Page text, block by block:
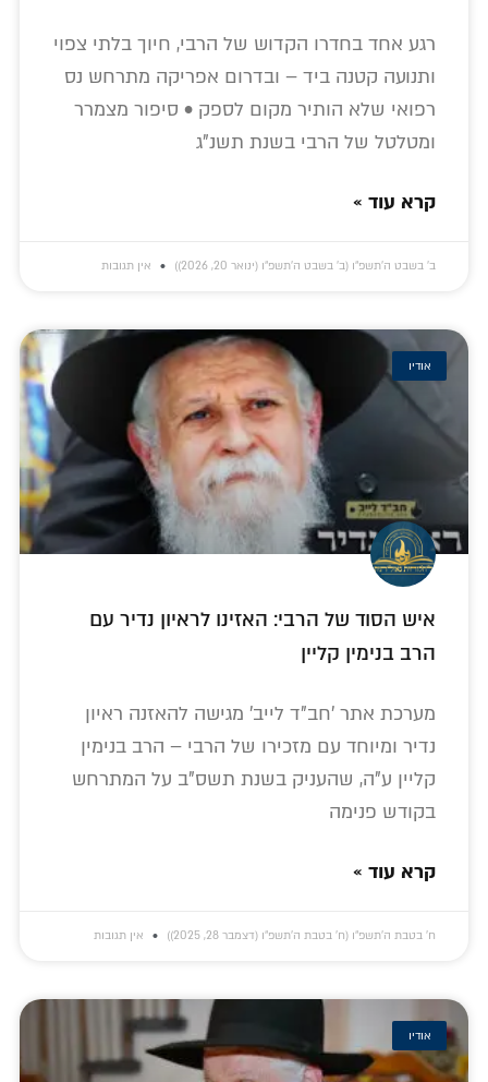
רגע אחד בחדרו הקדוש של הרבי, חיוך בלתי צפוי
ותנועה קטנה ביד – ובדרום אפריקה מתרחש נס
רפואי שלא הותיר מקום לספק • סיפור מצמרר
ומטלטל של הרבי בשנת תשנ"ג
קרא עוד »
ב׳ בשבט ה׳תשפ״ו (ב׳ בשבט ה׳תשפ״ו (ינואר 20, 2026)) אין תגובות
אודיו
איש הסוד של הרבי: האזינו לראיון נדיר עם
הרב בנימין קליין
מערכת אתר 'חב"ד לייב' מגישה להאזנה ראיון
נדיר ומיוחד עם מזכירו של הרבי – הרב בנימין
קליין ע"ה, שהעניק בשנת תשס"ב על המתרחש
בקודש פנימה
קרא עוד »
ח׳ בטבת ה׳תשפ״ו (ח׳ בטבת ה׳תשפ״ו (דצמבר 28, 2025)) אין תגובות
אודיו